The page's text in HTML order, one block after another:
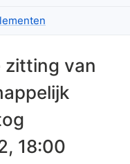
zitting van
18:00